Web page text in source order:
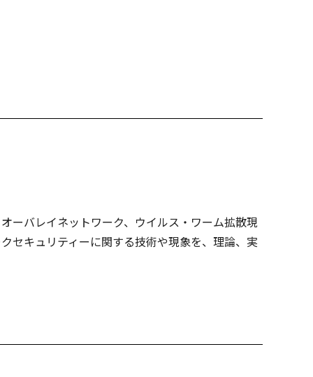
ーバレイネットワーク、ウイルス・ワーム拡散現
セキュリティーに関する技術や現象を、理論、実